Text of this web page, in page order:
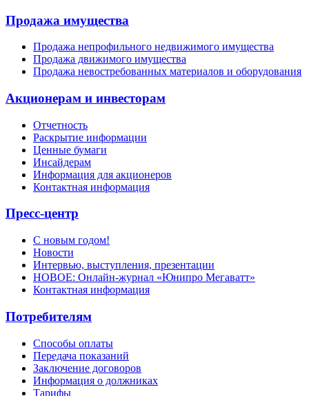
Продажа имущества
Продажа непрофильного недвижимого имущества
Продажа движимого имущества
Продажа невостребованных материалов и оборудования
Акционерам и инвесторам
Отчетность
Раскрытие информации
Ценные бумаги
Инсайдерам
Информация для акционеров
Контактная информация
Пресс-центр
С новым годом!
Новости
Интервью, выступления, презентации
НОВОЕ: Онлайн-журнал «Юнипро Мегаватт»
Контактная информация
Потребителям
Способы оплаты
Передача показаний
Заключение договоров
Информация о должниках
Тарифы